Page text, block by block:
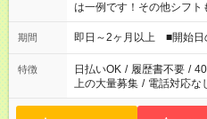
は一例です！その他シフト
期間 即日～2ヶ月以上 ■開始日
特徴 日払いOK / 履歴書不要 /
上の大量募集 / 電話対応な